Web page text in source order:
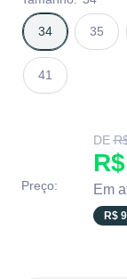
34 35
41
Preço:
DE
pt-
pt-
Em
R$